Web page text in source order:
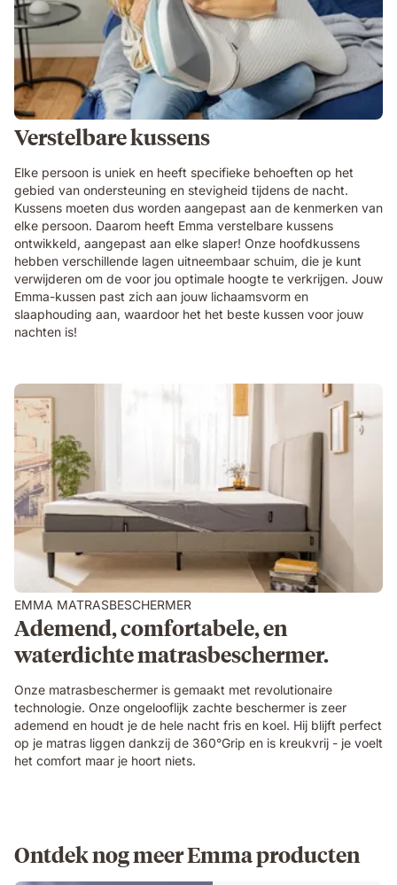
Verstelbare kussens
Elke persoon is uniek en heeft specifieke behoeften op het
gebied van ondersteuning en stevigheid tijdens de nacht.
Kussens moeten dus worden aangepast aan de kenmerken van
elke persoon. Daarom heeft Emma verstelbare kussens
ontwikkeld, aangepast aan elke slaper! Onze hoofdkussens
hebben verschillende lagen uitneembaar schuim, die je kunt
verwijderen om de voor jou optimale hoogte te verkrijgen. Jouw
Emma-kussen past zich aan jouw lichaamsvorm en
slaaphouding aan, waardoor het het beste kussen voor jouw
nachten is!
EMMA MATRASBESCHERMER
Ademend, comfortabele, en
waterdichte matrasbeschermer.
Onze matrasbeschermer is gemaakt met revolutionaire
technologie. Onze ongelooflijk zachte beschermer is zeer
ademend en houdt je de hele nacht fris en koel. Hij blijft perfect
op je matras liggen dankzij de 360°Grip en is kreukvrij - je voelt
het comfort maar je hoort niets.
Ontdek nog meer Emma producten